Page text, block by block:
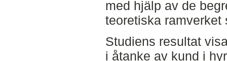
med hjälp av de
teoretiska ramverket
Studiens resultat
i åtanke av kund i